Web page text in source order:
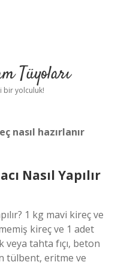
Tüyoları
bir yolculuk!
nasıl hazırlanır
Nasıl Yapılır
1 kg mavi kireç ve
kireç ve 1 adet
veya tahta fıçı, beton
tülbent, eritme ve